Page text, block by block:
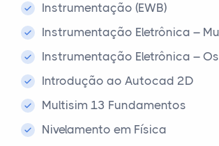
Instrumentação (EWB)
Instrumentação Eletrônica –
Instrumentação Eletrônica –
Introdução ao Autocad 2D
Multisim 13 Fundamentos
Nivelamento em Física